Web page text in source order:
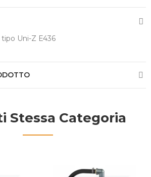
Uni-Z E436
Stessa Categoria